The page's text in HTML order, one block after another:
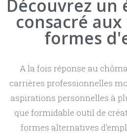
Le droit du travail
L’économie des plateformes
Les secteurs d’activité des
Le travail indépendant en France
Le travail indépendant à l’étranger
Découvrez un
consacré
formes
A la fois réponse au
carrières professionnelles
aspirations personnelles à
que formidable outil de
formes alternatives